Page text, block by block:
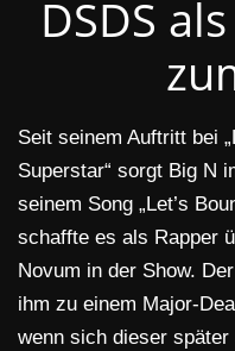
DSDS
Seit seinem Auftritt bei
Superstar“ sorgt Big N
seinem Song „Let’s
schaffte es als Rapper
Novum in der Show.
ihm zu einem Major-
wenn sich dieser